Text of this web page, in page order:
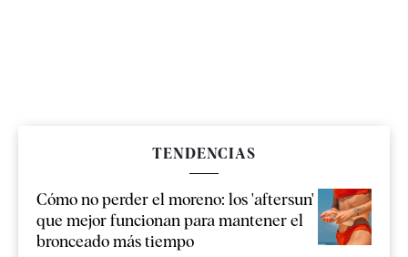
TENDENCIAS
Cómo no perder el moreno: los 'aftersun'
que mejor funcionan para mantener el
bronceado más tiempo